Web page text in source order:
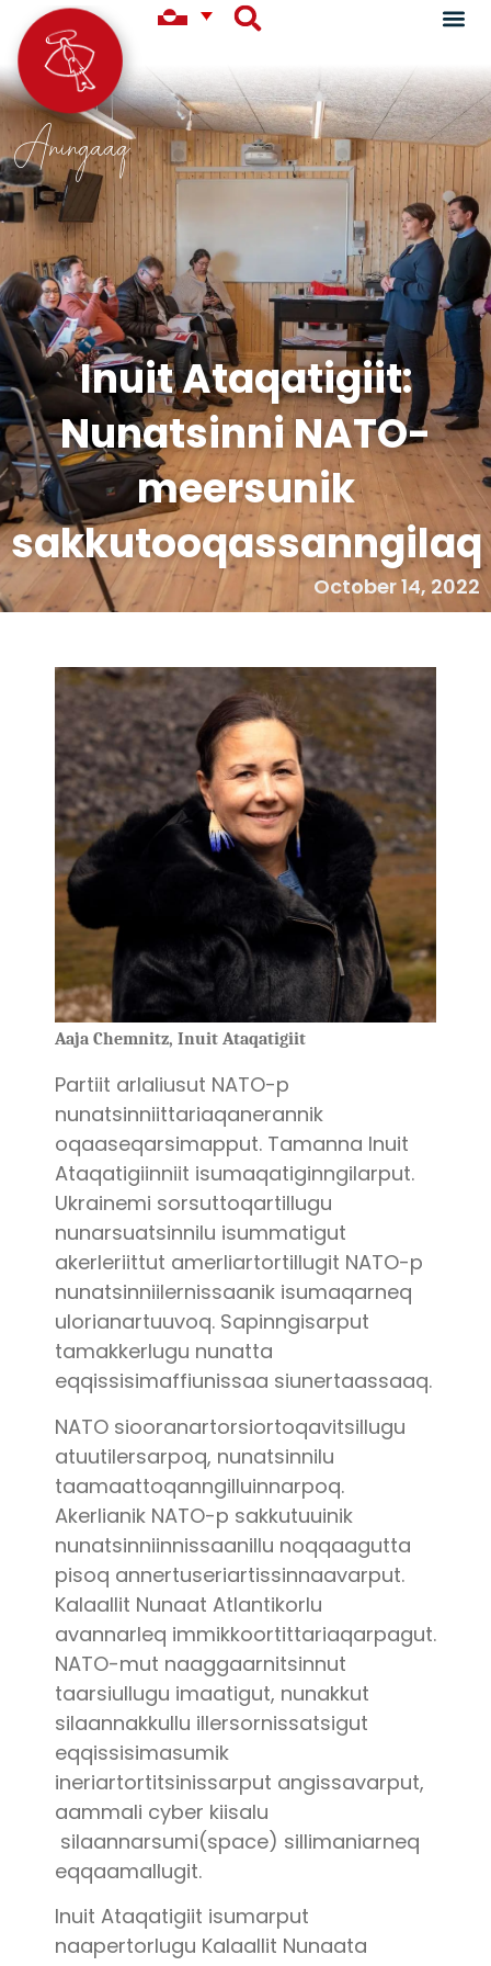
Aningaaq
Inuit Ataqatigiit:
Nunatsinni NATO-
meersunik
sakkutooqassanngilaq
October 14, 2022
Aaja Chemnitz, Inuit Ataqatigiit
Partiit arlaliusut NATO-p
nunatsinniittariaqanerannik
oqaaseqarsimapput. Tamanna Inuit
Ataqatigiinniit isumaqatiginngilarput.
Ukrainemi sorsuttoqartillugu
nunarsuatsinnilu isummatigut
akerleriittut amerliartortillugit NATO-p
nunatsinniilernissaanik isumaqarneq
ulorianartuuvoq. Sapinngisarput
tamakkerlugu nunatta
eqqissisimaffiunissaa siunertaassaaq.
NATO siooranartorsiortoqavitsillugu
atuutilersarpoq, nunatsinnilu
taamaattoqanngilluinnarpoq.
Akerlianik NATO-p sakkutuuinik
nunatsinniinnissaanillu noqqaagutta
pisoq annertuseriartissinnaavarput.
Kalaallit Nunaat Atlantikorlu
avannarleq immikkoortittariaqarpagut.
NATO-mut naaggaarnitsinnut
taarsiullugu imaatigut, nunakkut
silaannakkullu illersornissatsigut
eqqissisimasumik
ineriartortitsinissarput angissavarput,
aammali cyber kiisalu
silaannarsumi(space) sillimaniarneq
eqqaamallugit.
Inuit Ataqatigiit isumarput
naapertorlugu Kalaallit Nunaata